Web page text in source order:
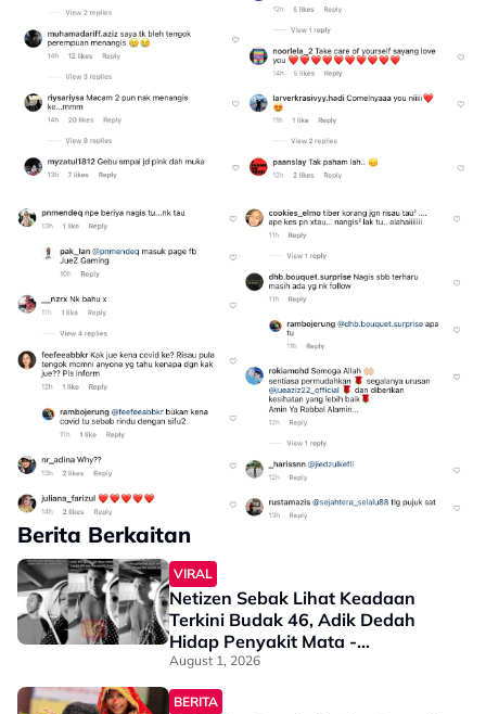
Berita Berkaitan
VIRAL
Netizen Sebak Lihat Keadaan
Terkini Budak 46, Adik Dedah
Hidap Penyakit Mata -
“Penglihatan Dia Memang Slowly
Makin Tak Nampak…”
August 1, 2026
BERITA